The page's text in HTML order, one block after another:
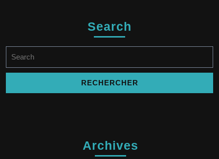
Search
for:
Archives